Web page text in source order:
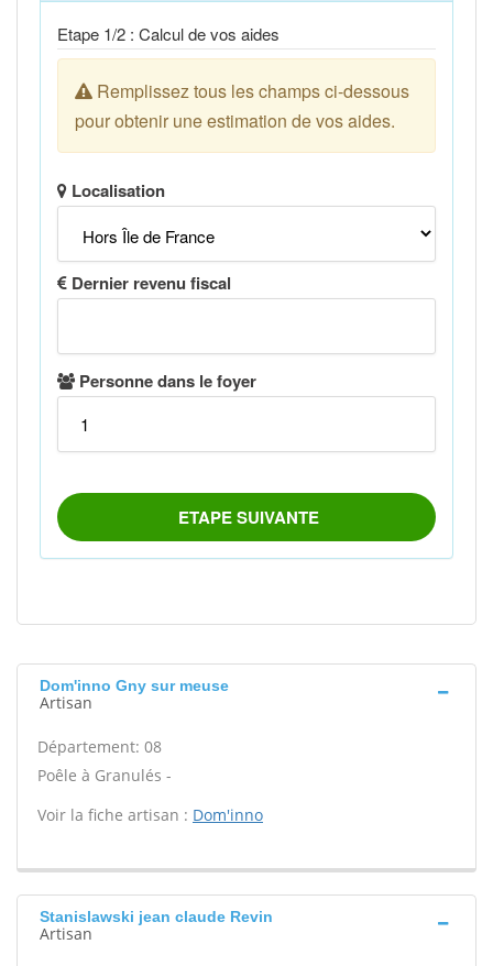
Dom'inno Gny sur meuse
Artisan
Département: 08
Poêle à Granulés -
Voir la fiche artisan : Dom'inno
Stanislawski jean claude Revin
Artisan